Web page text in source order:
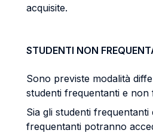
acquisite.
STUDENTI NON
Sono previste modalità
studenti frequentanti e non
Sia gli studenti
frequentanti potranno